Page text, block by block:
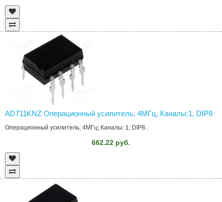
AD711KNZ Операционный усилитель, 4МГц, Каналы:1, DIP8
Операционный усилитель; 4МГц; Каналы: 1; DIP8..
662.22 руб.